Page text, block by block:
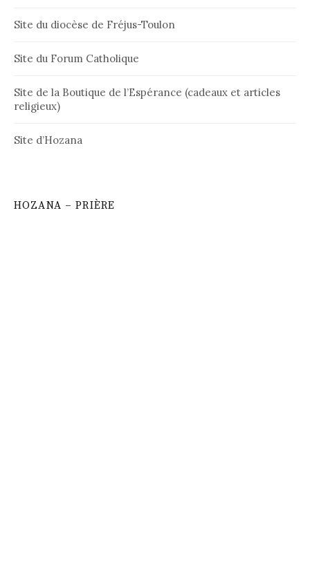
Site du diocèse de Fréjus-Toulon
Site du Forum Catholique
Site de la Boutique de l’Espérance (cadeaux et articles
religieux)
Site d’Hozana
HOZANA – PRIÈRE